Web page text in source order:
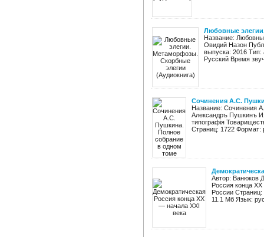
Любовные
Название:
Овидий Назон
выпуска: 2016 Тип:
Русский Время
Сочинения А.С.
Название: Сочинения
Александръ Пушкинъ
типографія
Страниц: 1722 Формат:
Автор: Ванюков
Россия конца
России
11.1 Мб Язык: